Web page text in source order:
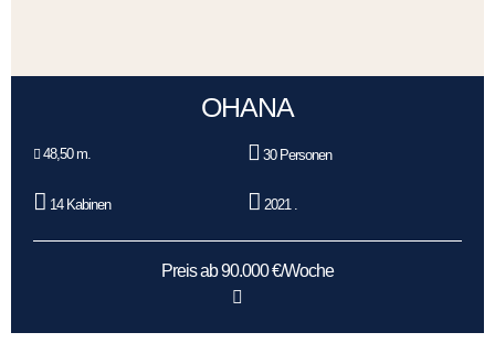
OHANA
48,50 m. 30 Personen
14 Kabinen 2021 .
Preis ab 90.000 €/Woche